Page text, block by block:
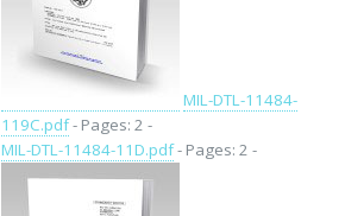
MIL-DTL-11484-
119C.pdf- Pages: 2 -
MIL-DTL-11484-11D.pdf- Pages: 2 -